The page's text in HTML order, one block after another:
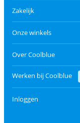
Zakelijk
Onze winkels
Over Coolblue
Werken bij Coolblue
Inloggen